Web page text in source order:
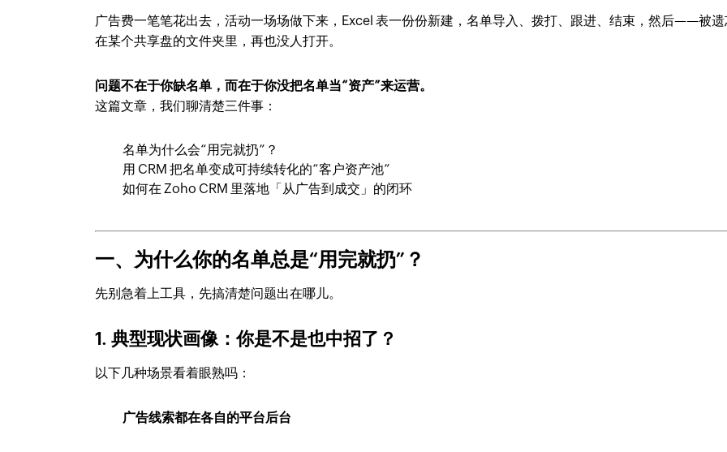
广告费一笔笔花出去，活动一场场做下来，Excel 表一份份新建，名单导入、拨打、跟进、结束，然后——被
在某个共享盘的文件夹里，再也没人打开。
问题不在于你缺名单，而在于你没把名单当“资产”来运营。
这篇文章，我们聊清楚三件事：
名单为什么会“用完就扔”？
用 CRM 把名单变成可持续转化的“客户资产池”
如何在 Zoho CRM 里落地「从广告到成交」的闭环
一、为什么你的名单总是“用完就扔”？
先别急着上工具，先搞清楚问题出在哪儿。
1. 典型现状画像：你是不是也中招了？
以下几种场景看着眼熟吗：
广告线索都在各自的平台后台